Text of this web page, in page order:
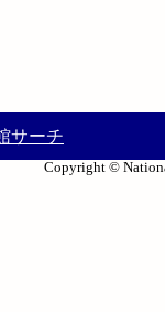
サーチ
Copyright ©